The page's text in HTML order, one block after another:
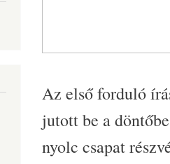
Az első forduló
jutott be a
nyolc csapat